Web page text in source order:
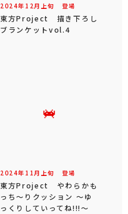
2024年 12 月 上旬 登場
東方Project 描き下ろし
ブランケットvol.4
2024年 11 月 上旬 登場
東方Project やわらかも
っち～りクッション ～ゆ
っくりしていってね!!!～